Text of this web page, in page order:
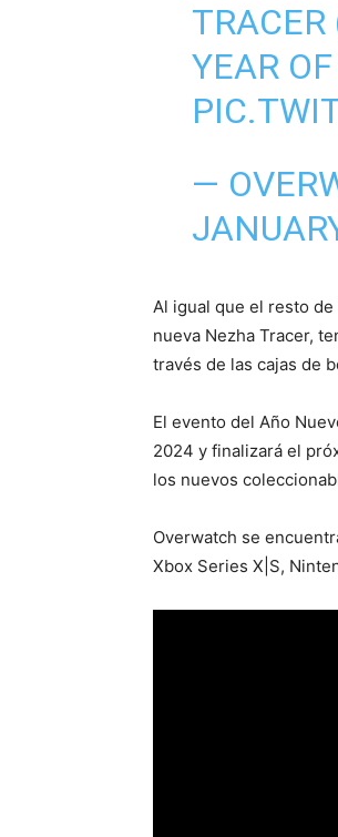
TRACER
YEAR
—
Al igual que el resto
nueva Nezha Tracer,
través de las cajas de
El evento del Año
2024 y finalizará el
los nuevos
Overwatch se
Xbox Series X|S,